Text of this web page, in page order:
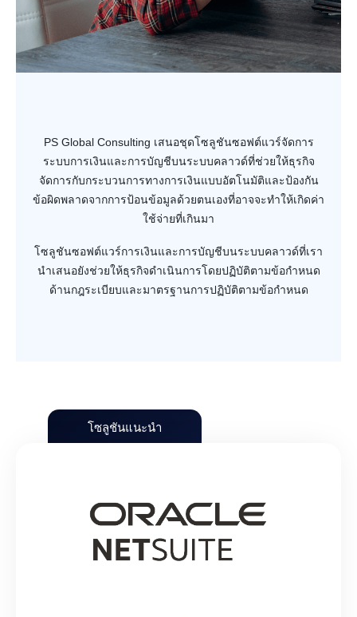
PS Global Consulting เสนอชุดโซลูชันซอฟต์แวร์จัดการ
ระบบการเงินและการบัญชีบนระบบคลาวด์ที่ช่วยให้ธุรกิจ
จัดการกับกระบวนการทางการเงินแบบอัตโนมัติและป้องกัน
ข้อผิดพลาดจากการป้อนข้อมูลด้วยตนเองที่อาจจะทำให้เกิดค่า
ใช้จ่ายที่เกินมา
โซลูชันซอฟต์แวร์การเงินและการบัญชีบนระบบคลาวด์ที่เรา
นำเสนอยังช่วยให้ธุรกิจดำเนินการโดยปฏิบัติตามข้อกำหนด
ด้านกฎระเบียบและมาตรฐานการปฏิบัติตามข้อกำหนด
โซลูชันแนะนำ